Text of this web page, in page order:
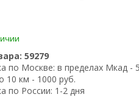
59279
по Москве: в пределах Мкад -
10 км - 1000 руб.
по России: 1-2 дня